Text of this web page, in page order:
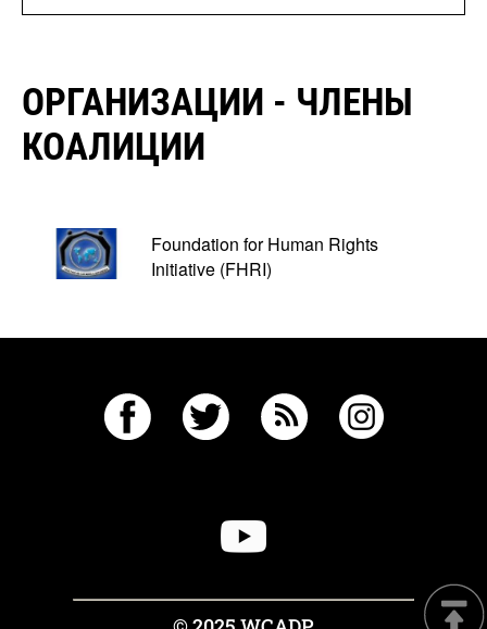
ОРГАНИЗАЦИИ - ЧЛЕНЫ
КОАЛИЦИИ
Foundation for Human Rights
Initiative (FHRI)